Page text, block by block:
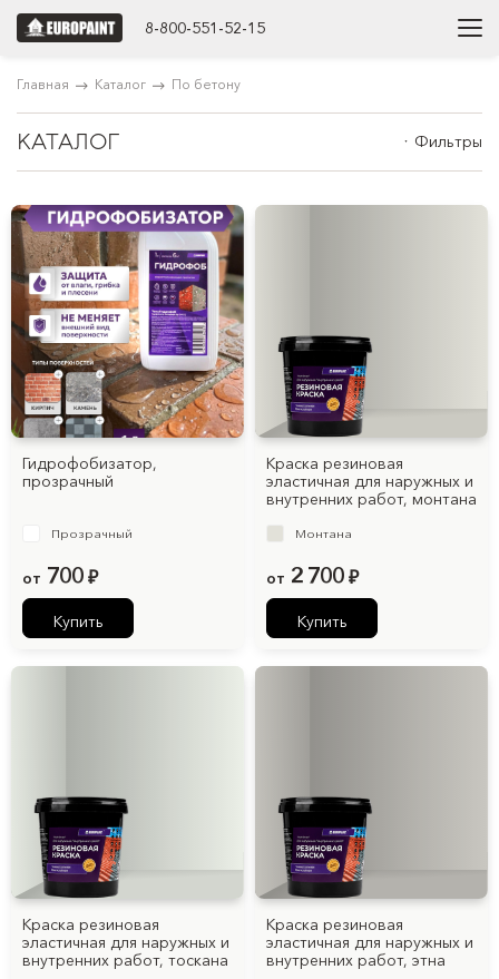
8-800-551-52-15
Главная Каталог По бетону
КАТАЛОГ Фильтры
Гидрофобизатор,
прозрачный
Прозрачный
от 700 ₽
Купить
Краска резиновая
эластичная для наружных и
внутренних работ, монтана
Монтана
от 2 700 ₽
Купить
Краска резиновая
эластичная для наружных и
внутренних работ, тоскана
Краска резиновая
эластичная для наружных и
внутренних работ, этна